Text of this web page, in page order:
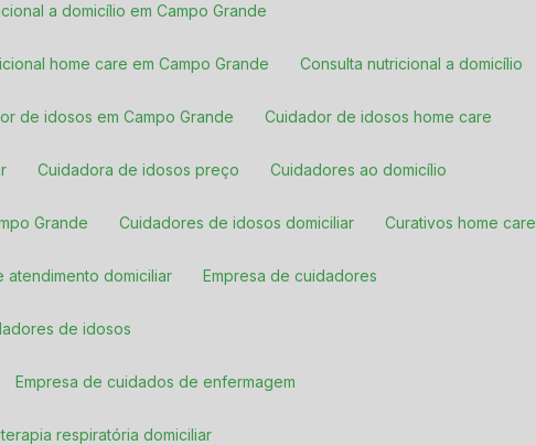
a domicílio em Campo Grande
home care em Campo Grande Consulta nutricional a domicílio
de idosos em Campo Grande Cuidador de idosos home care
Cuidadora de idosos preço Cuidadores ao domicílio
Grande Cuidadores de idosos domiciliar Curativos home care
atendimento domiciliar Empresa de cuidadores
de idosos
Empresa de cuidados de enfermagem
respiratória domiciliar